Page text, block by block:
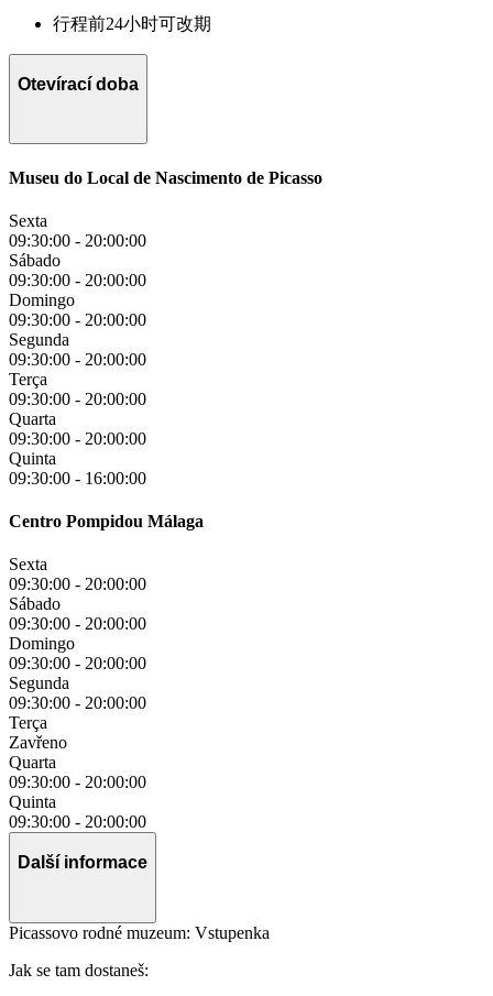
行程前24小时可改期
Otevírací doba
Museu do Local de Nascimento de Picasso
Sexta
09:30:00 - 20:00:00
Sábado
09:30:00 - 20:00:00
Domingo
09:30:00 - 20:00:00
Segunda
09:30:00 - 20:00:00
Terça
09:30:00 - 20:00:00
Quarta
09:30:00 - 20:00:00
Quinta
09:30:00 - 16:00:00
Centro Pompidou Málaga
Sexta
09:30:00 - 20:00:00
Sábado
09:30:00 - 20:00:00
Domingo
09:30:00 - 20:00:00
Segunda
09:30:00 - 20:00:00
Terça
Zavřeno
Quarta
09:30:00 - 20:00:00
Quinta
09:30:00 - 20:00:00
Další informace
Picassovo rodné muzeum: Vstupenka
Jak se tam dostaneš: